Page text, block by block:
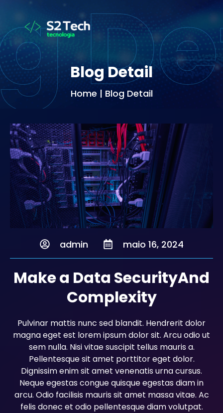
Blog Detail
Home | Blog Detail
admin maio 16, 2024
Make a Data SecurityAnd
Complexity
Pulvinar mattis nunc sed blandit. Hendrerit dolor
magna eget est lorem ipsum dolor sit. Arcu odio ut
sem nulla. Nisi vitae suscipit tellus mauris a.
Pellentesque sit amet porttitor eget dolor.
Dignissim enim sit amet venenatis urna cursus.
Neque egestas congue quisque egestas diam in
arcu. Odio facilisis mauris sit amet massa vitae. Ac
felis donec et odio pellentesque diam volutpat.